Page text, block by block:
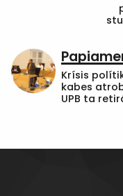
Krísis
kabes
UPB ta